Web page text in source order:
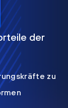
der
zu